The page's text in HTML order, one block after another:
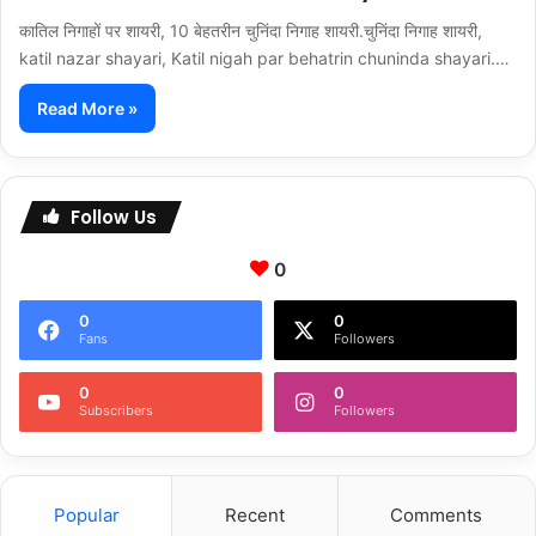
कातिल निगाहों पर शायरी, 10 बेहतरीन चुनिंदा निगाह शायरी.चुनिंदा निगाह शायरी,
katil nazar shayari, Katil nigah par behatrin chuninda shayari.…
Read More »
Follow Us
0
0
Fans
0
Followers
0
Subscribers
0
Followers
Popular Recent Comments